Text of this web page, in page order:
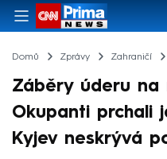
Domů Zprávy Zahraničí
Záběry úderu na
Okupanti prchali
Kyjev neskrývá